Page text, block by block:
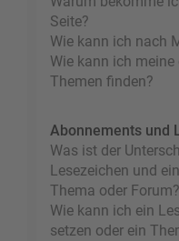
Seite?
Wie kann ich nach
Wie kann ich
Themen finden?
Abonnements und
Was ist der
Lesezeichen und
Thema oder Forum?
Wie kann ich ein
setzen oder ein